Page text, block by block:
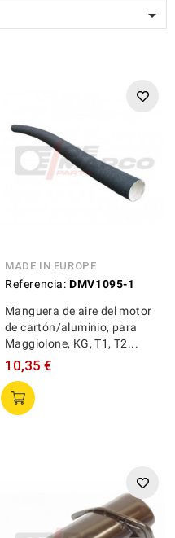

MADE IN EUROPE
Referencia: DMV1095-1
Manguera de aire del motor
de cartón/aluminio, para
Maggiolone, KG, T1, T2...
10,35 €